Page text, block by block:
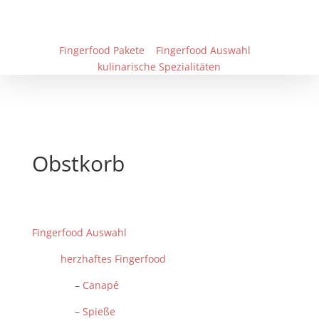
Fingerfood Pakete
Fingerfood Auswahl
kulinarische Spezialitäten
Obstkorb
Fingerfood Auswahl
herzhaftes Fingerfood
– Canapé
– Spieße